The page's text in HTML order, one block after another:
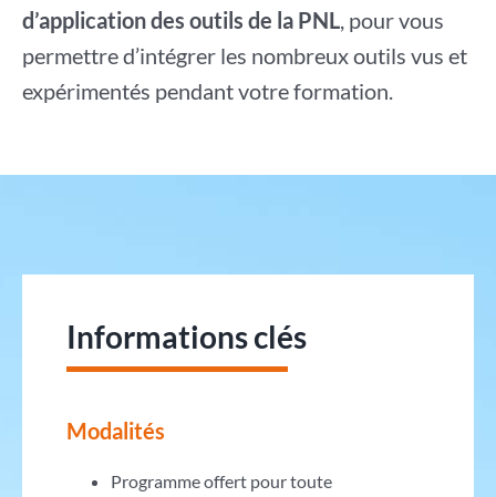
d’application des outils de la PNL, pour vous
permettre d’intégrer les nombreux outils vus et
expérimentés pendant votre formation.
Informations clés
Modalités
Programme offert pour toute